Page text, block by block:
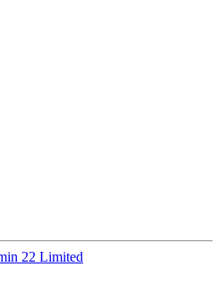
22 Limited